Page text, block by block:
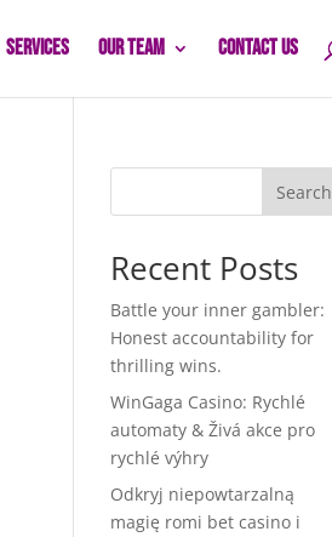
Services Our Team Contact Us
Search
Recent Posts
Battle your inner gambler:
Honest accountability for
thrilling wins.
WinGaga Casino: Rychlé
automaty & Živá akce pro
rychlé výhry
Odkryj niepowtarzalną
magię romi bet casino i